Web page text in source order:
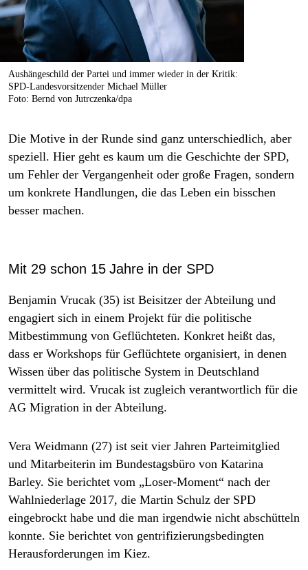
Aushängeschild der Partei und immer wieder in der Kritik:
SPD-Landes­vor­sitzender Michael Müller
Foto: Bernd von Jutrczenka/dpa
Die Motive in der Runde sind ganz unterschiedlich, aber
speziell. Hier geht es kaum um die Geschichte der SPD,
um Fehler der Vergangenheit oder große Fragen, sondern
um konkrete Handlungen, die das Leben ein bisschen
besser machen.
Mit 29 schon 15 Jahre in der SPD
Benjamin Vrucak (35) ist Beisitzer der Abteilung und
engagiert sich in einem Projekt für die politische
Mitbestimmung von Geflüchteten. Konkret heißt das,
dass er Workshops für Geflüchtete organisiert, in denen
Wissen über das politische System in Deutschland
vermittelt wird. Vrucak ist zugleich verantwortlich für die
AG Migration in der Abteilung.
Vera Weidmann (27) ist seit vier Jahren Parteimitglied
und Mitarbeiterin im Bundestagsbüro von Katarina
Barley. Sie berichtet vom „Loser-Moment“ nach der
Wahlniederlage 2017, die Martin Schulz der SPD
eingebrockt habe und die man irgendwie nicht abschütteln
konnte. Sie berichtet von gentrifizierungsbedingten
Herausforderungen im Kiez.